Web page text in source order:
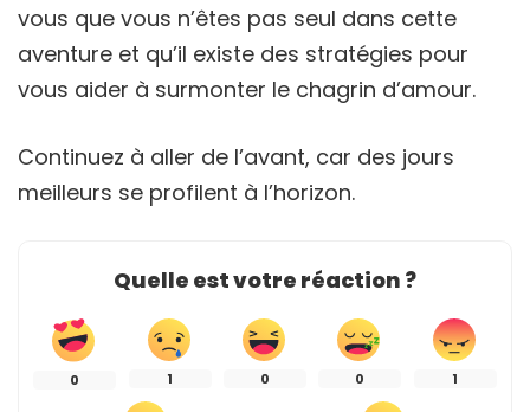
vous que vous n’êtes pas seul dans cette
aventure et qu’il existe des stratégies pour
vous aider à surmonter le chagrin d’amour.
Continuez à aller de l’avant, car des jours
meilleurs se profilent à l’horizon.
Quelle est votre réaction ?
0 1 0 0 1